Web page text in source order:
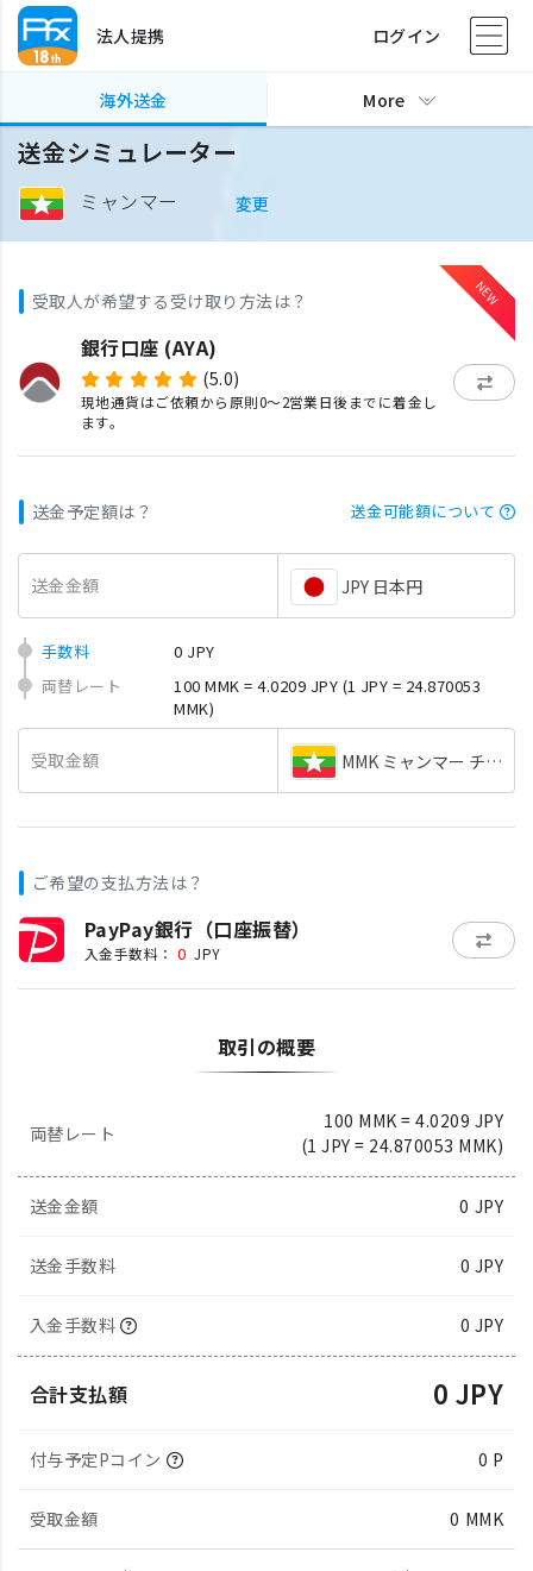
法人提携 ログイン
海外送金 More
送金シミュレーター
ミャンマー 変更
受取人が希望する受け取り方法は？
銀行口座 (AYA)
(5.0)
現地通貨はご依頼から原則0〜2営業日後までに着金し
ます。
送金予定額は？ 送金可能額について
送金金額 JPY 日本円
手数料
0 JPY
両替レート
100 MMK = 4.0209 JPY (1 JPY = 24.870053
MMK)
受取金額 MMK ミャンマー チャッ
ご希望の支払方法は？
PayPay銀行（口座振替）
入金手数料： 0 JPY
取引の概要
両替レート
100 MMK = 4.0209 JPY
(1 JPY = 24.870053 MMK)
送金金額 0 JPY
送金手数料 0 JPY
入金手数料 0 JPY
合計支払額 0 JPY
付与予定Pコイン 0 P
受取金額 0 MMK